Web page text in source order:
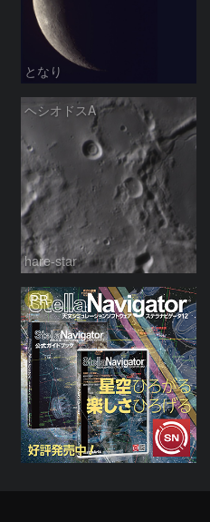
となり
ヘシオドスA
hare-star
PR